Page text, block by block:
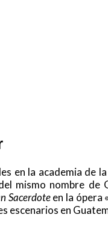
en la academia de
mismo nombre de
Sacerdoteen la ópera
escenarios en